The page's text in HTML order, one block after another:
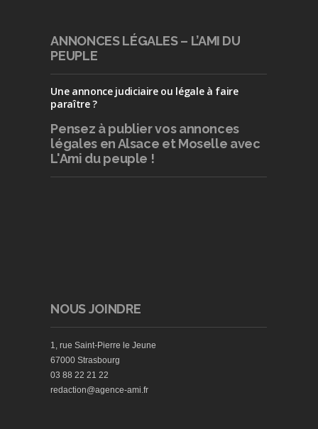
ANNONCES LÉGALES – L’AMI DU
PEUPLE
Une annonce judiciaire ou légale à faire
paraître ?
Pensez à publiervos annonces
légales en Alsace et Moselle avec
L'Ami du peuple !
NOUS JOINDRE
1, rue Saint-Pierre le Jeune
67000 Strasbourg
03 88 22 21 22
redaction@agence-ami.fr